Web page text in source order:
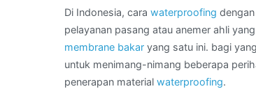
asphal
bakar
Di Indonesia, cara waterproofing
pelayanan pasang atau anemer ahli
membrane bakar yang satu ini. bagi
untuk menimang-nimang beberapa
penerapan material waterproofing.